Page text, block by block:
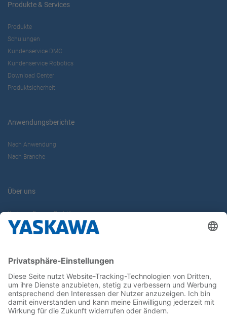
Produkte & Services
Produkte
Schulungen
Kundenservice DMC
Kundenservice Robotics
Download Center
Produktsicherheit
Anwendungsberichte
Nach Anwendung
Nach Branche
Über uns
Yaskawa Europe GmbH
Karriere
Newsletter